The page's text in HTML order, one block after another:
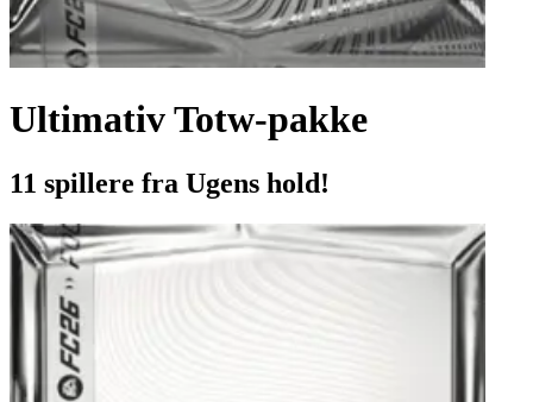
Ultimativ Totw-pakke
11 spillere fra Ugens hold!